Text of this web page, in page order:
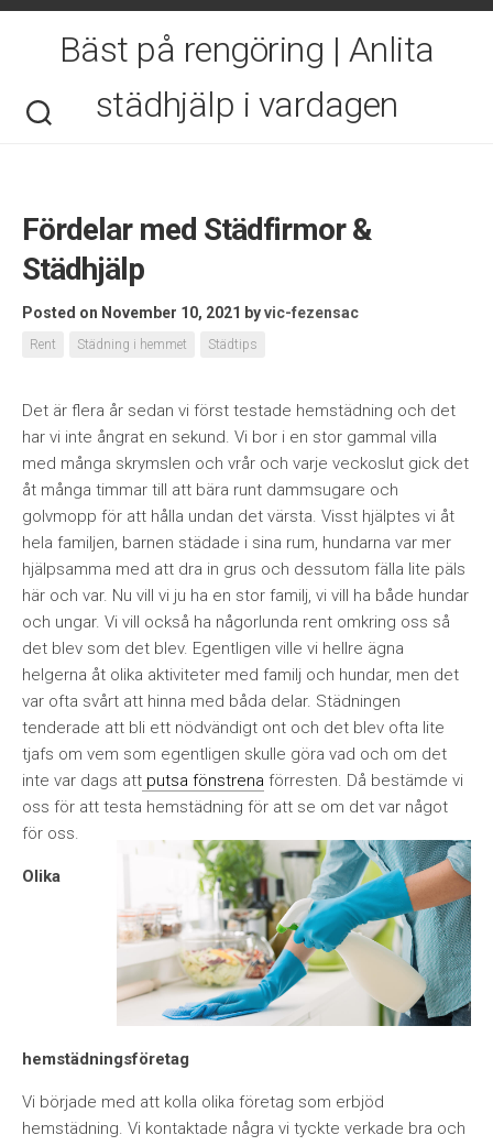
Skip
Bäst på rengöring | Anlita
städhjälp i vardagen
Fördelar med Städfirmor &
Städhjälp
Posted on November 10, 2021 byvic-fezensac
Rent Städning i hemmet Städtips
Det är flera år sedan vi först testade hemstädning och det
har vi inte ångrat en sekund. Vi bor i en stor gammal villa
med många skrymslen och vrår och varje veckoslut gick det
åt många timmar till att bära runt dammsugare och
golvmopp för att hålla undan det värsta. Visst hjälptes vi åt
hela familjen, barnen städade i sina rum, hundarna var mer
hjälpsamma med att dra in grus och dessutom fälla lite päls
här och var. Nu vill vi ju ha en stor familj, vi vill ha både hundar
och ungar. Vi vill också ha någorlunda rent omkring oss så
det blev som det blev. Egentligen ville vi hellre ägna
helgerna åt olika aktiviteter med familj och hundar, men det
var ofta svårt att hinna med båda delar. Städningen
tenderade att bli ett nödvändigt ont och det blev ofta lite
tjafs om vem som egentligen skulle göra vad och om det
inte var dags att putsa fönstrena förresten. Då bestämde vi
oss för att testa hemstädning för att se om det var något
för oss.
Olika
hemstädningsföretag
Vi började med att kolla olika företag som erbjöd
hemstädning. Vi kontaktade några vi tyckte verkade bra och